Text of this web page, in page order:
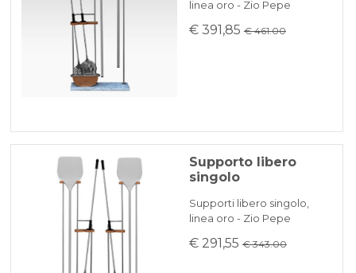
linea oro - Zio Pepe
€ 391,85 € 461.00
Supporto libero
singolo
Supporti libero singolo,
linea oro - Zio Pepe
€ 291,55 € 343.00